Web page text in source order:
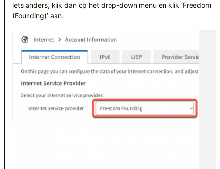
iets anders, klik dan op het drop-down menu en klik ‘Freedom
(Founding)’ aan.